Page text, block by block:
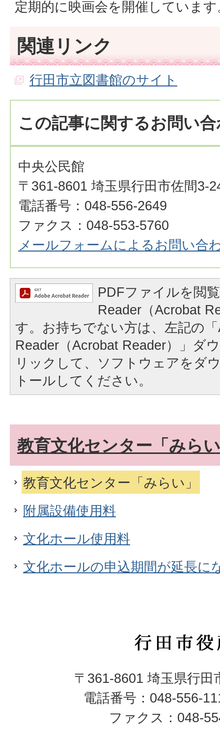
定期的に映画会を開催しています
関連リンク
行田市立図書館のサイト
この記事に関するお問い
中央公民館
〒361-8601 埼玉県行田市佐間3-
電話番号：048-556-2649
ファクス：048-553-5760
メールフォームによるお問い合
PDFファイルを閲
Reader（Acrobat
す。お持ちでない方は、左記の
Reader（Acrobat Reader）」ダ
リックして、ソフトウェアをダ
トールしてください。
教育文化センター「みら
教育文化センター「みらい」
附属設備使用料
文化ホール使用料
文化ホールの申込期間が延長に
行
市
役
所
〒361-8601 埼玉県行田
電話番号：048-556-
ファクス：048-